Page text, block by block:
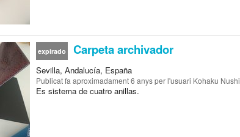
expirado Carpeta archivador
Sevilla, Andalucía, España
Publicatfa aproximadament 6 anysper l'usuari Kohaku Nushi
Es sistema de cuatro anillas.